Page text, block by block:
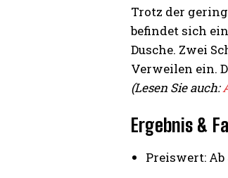
Trotz der
befindet sich
Dusche. Zwei
Verweilen ein.
(Lesen Sie auch:
Ergebnis &
Preiswert: Ab